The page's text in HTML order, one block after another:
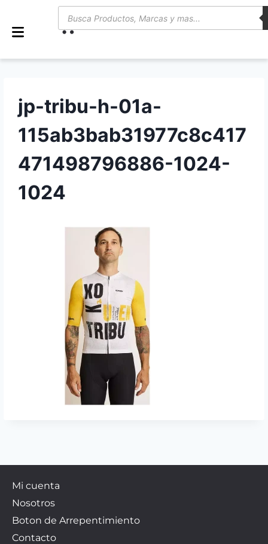
jp-tribu-h-01a-
115ab3bab31977c8c417
471498796886-1024-
1024
Mi cuenta
Nosotros
Boton de Arrepentimiento
Contacto